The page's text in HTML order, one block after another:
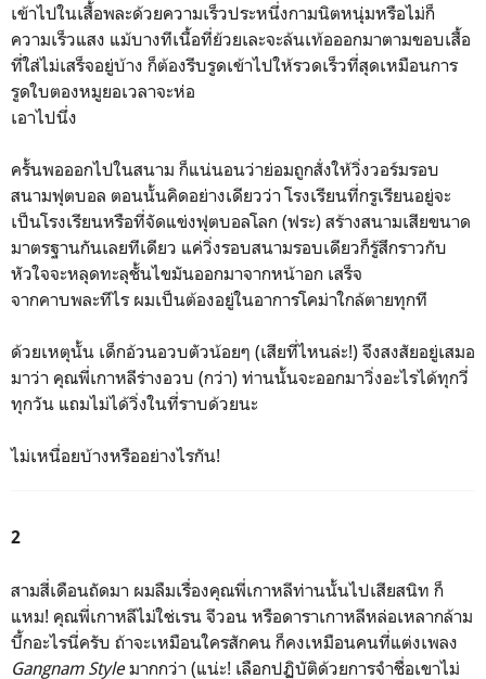
เข้าไปในเสื้อพละด้วยความเร็วประหนึ่งกามนิตหนุ่มหรือไม่ก็
ความเร็วแสง แม้บางทีเนื้อที่ย้วยเละจะล้นเท้อออกมาตามขอบเสื้อ
ที่ใส่ไม่เสร็จอยู่บ้าง ก็ต้องรีบรูดเข้าไปให้รวดเร็วที่สุดเหมือนการ
รูดใบตองหมูยอเวลาจะห่อ
เอาไปนึ่ง
ครั้นพอออกไปในสนาม ก็แน่นอนว่าย่อมถูกสั่งให้วิ่งวอร์มรอบ
สนามฟุตบอล ตอนนั้นคิดอย่างเดียวว่า โรงเรียนที่กรูเรียนอยู่จะ
เป็นโรงเรียนหรือที่จัดแข่งฟุตบอลโลก (ฟระ) สร้างสนามเสียขนาด
มาตรฐานกันเลยทีเดียว แค่วิ่งรอบสนามรอบเดียวก็รู้สึกราวกับ
หัวใจจะหลุดทะลุชั้นไขมันออกมาจากหน้าอก เสร็จ
จากคาบพละทีไร ผมเป็นต้องอยู่ในอาการโคม่าใกล้ตายทุกที
ด้วยเหตุนั้น เด็กอ้วนอวบตัวน้อยๆ (เสียที่ไหนล่ะ!) จึงสงสัยอยู่เสมอ
มาว่า คุณพี่เกาหลีร่างอวบ (กว่า) ท่านนั้นจะออกมาวิ่งอะไรได้ทุกวี่
ทุกวัน แถมไม่ได้วิ่งในที่ราบด้วยนะ
ไม่เหนื่อยบ้างหรืออย่างไรกัน!
2
สามสี่เดือนถัดมา ผมลืมเรื่องคุณพี่เกาหลีท่านนั้นไปเสียสนิท ก็
แหม! คุณพี่เกาหลีไม่ใช่เรน จีวอน หรือดาราเกาหลีหล่อเหลากล้าม
บึ้กอะไรนี่ครับ ถ้าจะเหมือนใครสักคน ก็คงเหมือนคนที่แต่งเพลง
Gangnam Styleมากกว่า (แน่ะ! เลือกปฏิบัติด้วยการจำชื่อเขาไม่